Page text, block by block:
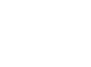
+---------------